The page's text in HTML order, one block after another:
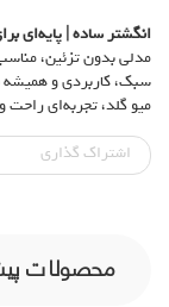
انگشتر ساده | پایه‌ای
مدلی بدون تزئین،
سبک، کاربردی و همیشه
میو گلد، تجربه‌ای راحت
اشتراک‌ گذاری
محصولات